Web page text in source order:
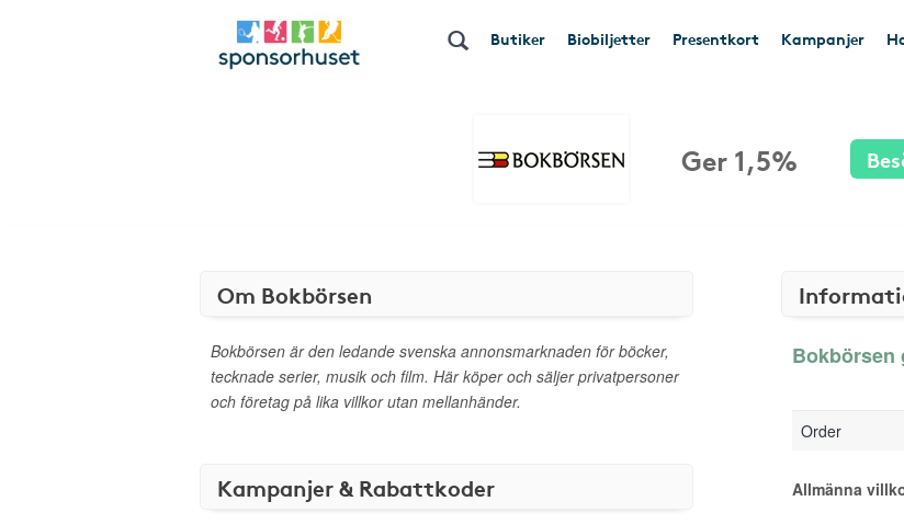
Butiker Biobiljetter Presentkort Kampanjer
Ger 1,5%
Om Bokbörsen
Bokbörsen är den ledande svenska annonsmarknaden för böcker,
tecknade serier, musik och film. Här köper och säljer privatpersoner
och företag på lika villkor utan mellanhänder.
Kampanjer & Rabattkoder
Bokbörsen
Order
Allmänna